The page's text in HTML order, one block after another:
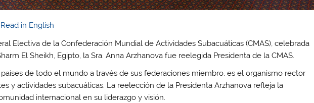
Read in English
Electiva de la Confederación Mundial de Actividades Subacuáticas (CMAS), celebrada
El Sheikh, Egipto, la Sra. Anna Arzhanova fue reelegida Presidenta de la CMAS.
países de todo el mundo a través de sus federaciones miembro, es el organismo rector
y actividades subacuáticas. La reelección de la Presidenta Arzhanova refleja la
internacional en su liderazgo y visión.